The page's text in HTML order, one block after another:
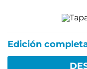
Edición